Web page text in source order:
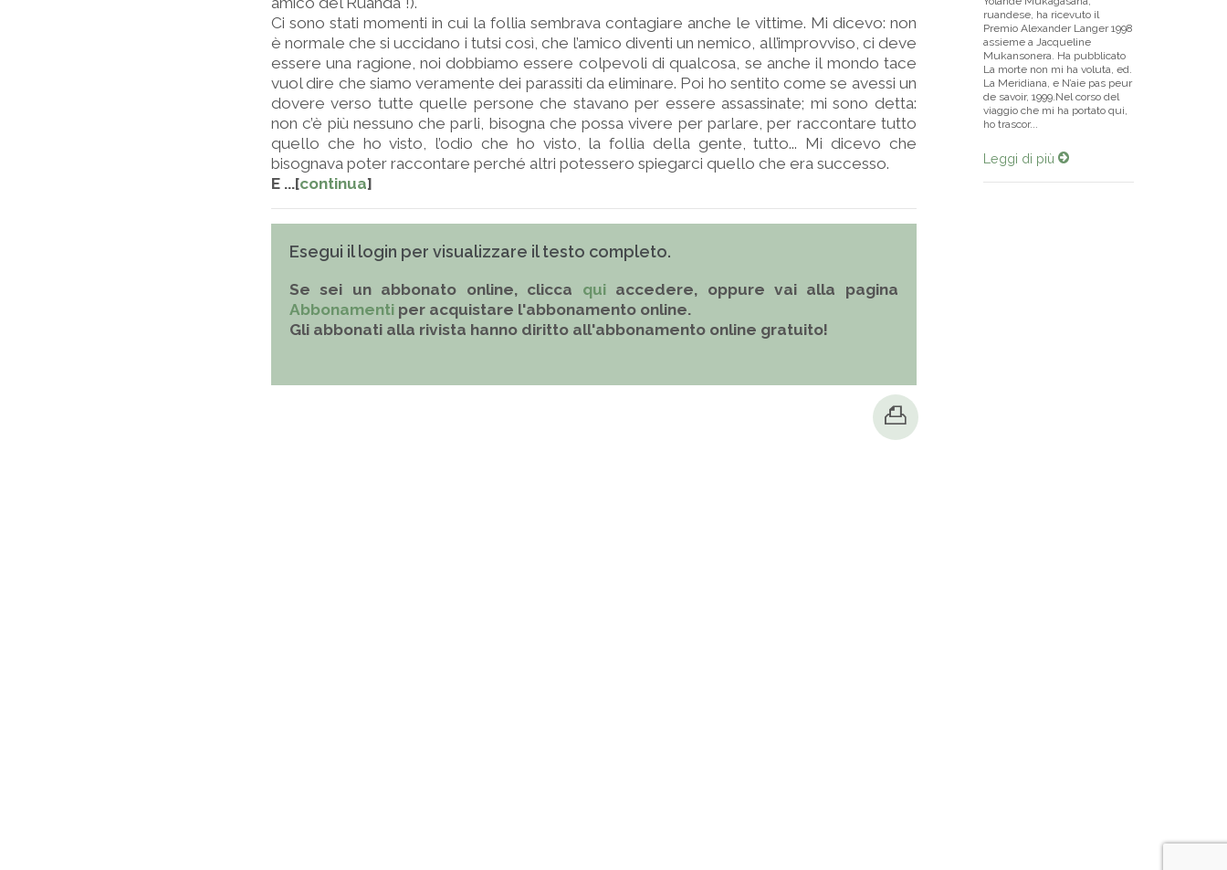
Ci sono stati momenti in cui la follia sembrava contagiare anche le vittime. Mi dicevo: non
è normale che si uccidano i tutsi così, che l’amico diventi un nemico, all’improvviso, ci deve
essere una ragione, noi dobbiamo essere colpevoli di qualcosa, se anche il mondo tace
vuol dire che siamo veramente dei parassiti da eliminare. Poi ho sentito come se avessi un
dovere verso tutte quelle persone che stavano per essere assassinate; mi sono detta:
non c’è più nessuno che parli, bisogna che possa vivere per parlare, per raccontare tutto
quello che ho visto, l’odio che ho visto, la follia della gente, tutto... Mi dicevo che
bisognava poter raccontare perché altri potessero spiegarci quello che era successo.
E ...[continua]
Esegui il login per visualizzare il testo completo.
Se sei un abbonato online, clicca quiaccedere, oppure vai alla pagina
Abbonamenti per acquistare l'abbonamento online.
Gli abbonati alla rivista hanno diritto all'abbonamento online gratuito!
ruandese, ha ricevuto il
Premio Alexander Langer 1998
assieme a Jacqueline
Mukansonera. Ha pubblicato
La morte non mi ha voluta, ed.
La Meridiana, e N’aie pas peur
de savoir, 1999.Nel corso del
viaggio che mi ha portato qui,
ho trascor...
Leggi di più